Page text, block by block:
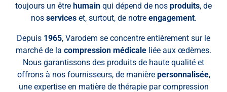
toujours un être humain qui dépend de nos produits, de
nos serviceset, surtout, de notre engagement.
Depuis 1965, Varodem se concentre entièrement sur le
marché de la compression médicale liée aux œdèmes.
Nous garantissons des produits de haute qualité et
offrons à nos fournisseurs, de manière personnalisée,
une expertise en matière de thérapie par compression